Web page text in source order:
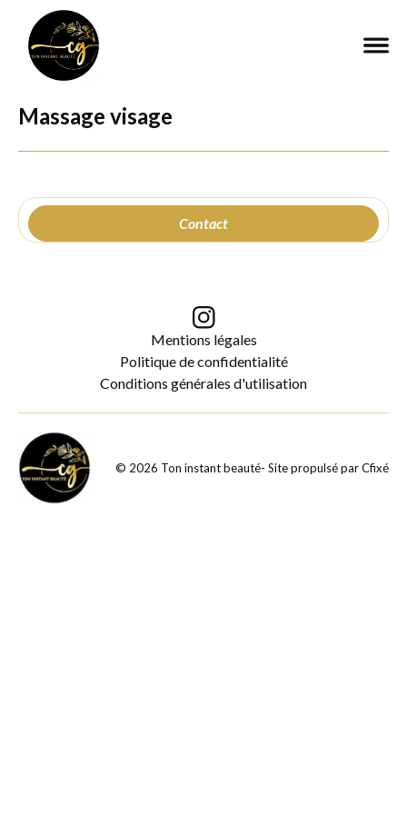
Massage visage
Contact
Mentions légales
Politique de confidentialité
Conditions générales d'utilisation
© 2026 Ton instant beauté- Site propulsé parCfixé